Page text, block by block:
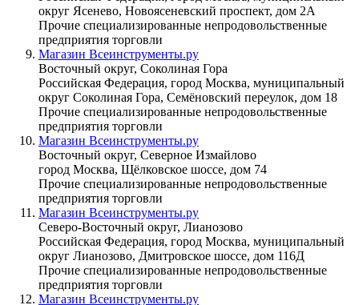
округ Ясенево, Новоясеневский проспект, дом 2А
Прочие специализированные непродовольственные
предприятия торговли
Магазин Всеинструменты.ру
Восточный округ, Соколиная Гора
Российская Федерация, город Москва, муниципальный
округ Соколиная Гора, Семёновский переулок, дом 18
Прочие специализированные непродовольственные
предприятия торговли
Магазин Всеинструменты.ру
Восточный округ, Северное Измайлово
город Москва, Щёлковское шоссе, дом 74
Прочие специализированные непродовольственные
предприятия торговли
Магазин Всеинструменты.ру
Северо-Восточный округ, Лианозово
Российская Федерация, город Москва, муниципальный
округ Лианозово, Дмитровское шоссе, дом 116Д
Прочие специализированные непродовольственные
предприятия торговли
Магазин Всеинструменты.ру